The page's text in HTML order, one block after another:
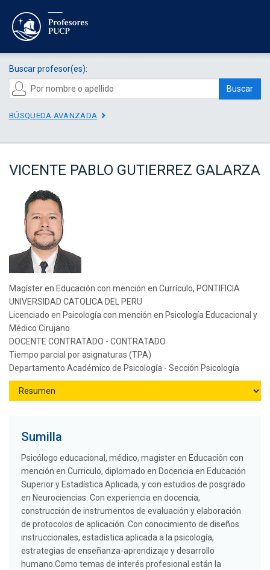
Buscar profesor(es):
Buscar
BÚSQUEDA AVANZADA
VICENTE PABLO GUTIERREZ GALARZA
Magíster en Educación con mención en Currículo, PONTIFICIA
UNIVERSIDAD CATOLICA DEL PERU
Licenciado en Psicología con mención en Psicología Educacional y
Médico Cirujano
DOCENTE CONTRATADO - CONTRATADO
Tiempo parcial por asignaturas (TPA)
Departamento Académico de Psicología - Sección Psicología
Sumilla
Psicólogo educacional, médico, magister en Educación con
mención en Curriculo, diplomado en Docencia en Educación
Superior y Estadística Aplicada, y con estudios de posgrado
en Neurociencias. Con experiencia en docencia,
construcción de instrumentos de evaluación y elaboración
de protocolos de aplicación. Con conocimiento de diseños
instruccionales, estadística aplicada a la psicología,
estrategias de enseñanza-aprendizaje y desarrollo
humano.Como temas de interés profesional están la